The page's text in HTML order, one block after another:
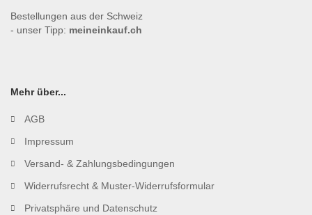
Bestellungen aus der Schweiz
- unser Tipp: meineinkauf.ch
Mehr über...
AGB
Impressum
Versand- & Zahlungsbedingungen
Widerrufsrecht & Muster-Widerrufsformular
Privatsphäre und Datenschutz